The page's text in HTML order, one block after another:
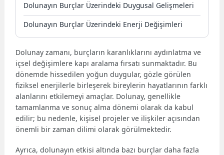
Dolunayın Burçlar Üzerindeki Duygusal Gelişmeleri
Dolunayın Burçlar Üzerindeki Enerji Değişimleri
Dolunay zamanı, burçların karanlıklarını aydınlatma ve
içsel değişimlere kapı aralama fırsatı sunmaktadır. Bu
dönemde hissedilen yoğun duygular, gözle görülen
fiziksel enerjilerle birleşerek bireylerin hayatlarının farklı
alanlarını etkilemeyi amaçlar. Dolunay, genellikle
tamamlanma ve sonuç alma dönemi olarak da kabul
edilir; bu nedenle, kişisel projeler ve ilişkiler açısından
önemli bir zaman dilimi olarak görülmektedir.
Ayrıca, dolunayın etkisi altında bazı burçlar daha fazla